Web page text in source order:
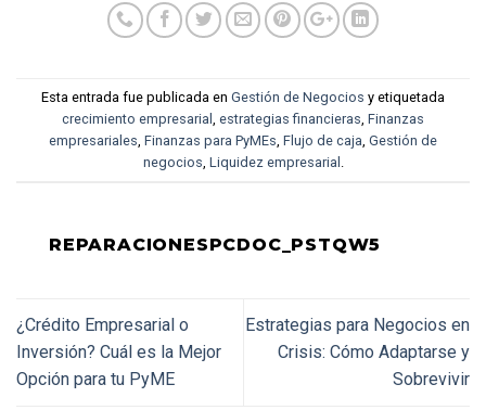
Esta entrada fue publicada en Gestión de Negocios y etiquetada
crecimiento empresarial estrategias financieras Finanzas
empresariales Finanzas para PyMEs Flujo de caja Gestión de
negocios Liquidez empresarial
REPARACIONESPCDOC_PSTQW5
¿Crédito Empresarial o
Inversión? Cuál es la Mejor
Opción para tu PyME
Estrategias para Negocios en
Crisis: Cómo Adaptarse y
Sobrevivir